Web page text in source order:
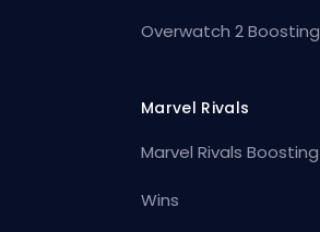
Overwatch 2 Boosting
Marvel Rivals
Marvel Rivals Boosting
Wins